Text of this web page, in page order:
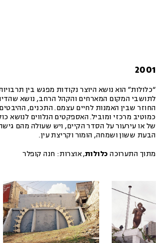
2001
“כלולות” הוא נושא היוצר נקודות מפגש בין
לתושבי המקום המארחים והקהל הרחב, נושא
החוזר שבין האמנות לחיים עצמם. התכנים, ההיבטים
כמוטיב מרכזי ומוביל. האספקטים הנלווים לנושא
של או עירעור על הסדר הקיים, ויש שעולה מהם
הבעת ששון ושמחה, הומור וקריצת עין.
מתוך התערוכה כלולות,אוצרות: חנה קופלר